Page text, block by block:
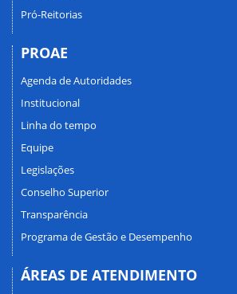
Pró-Reitorias
PROAE
Agenda de Autoridades
Institucional
Linha do tempo
Equipe
Legislações
Conselho Superior
Transparência
Programa de Gestão e Desempenho
ÁREAS DE ATENDIMENTO